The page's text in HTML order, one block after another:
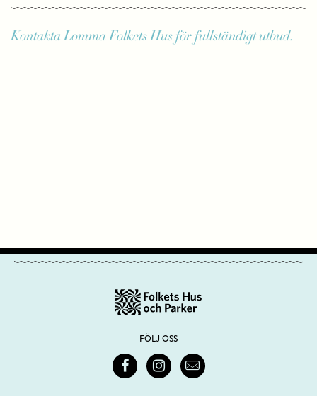
Kontakta Lomma Folkets Hus för fullständigt utbud.
FÖLJ OSS